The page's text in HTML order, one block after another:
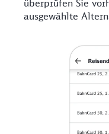
überprüfen Sie
ausgewählte